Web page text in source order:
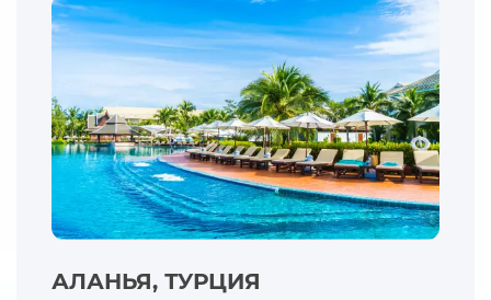
АЛАНЬЯ, ТУРЦИЯ